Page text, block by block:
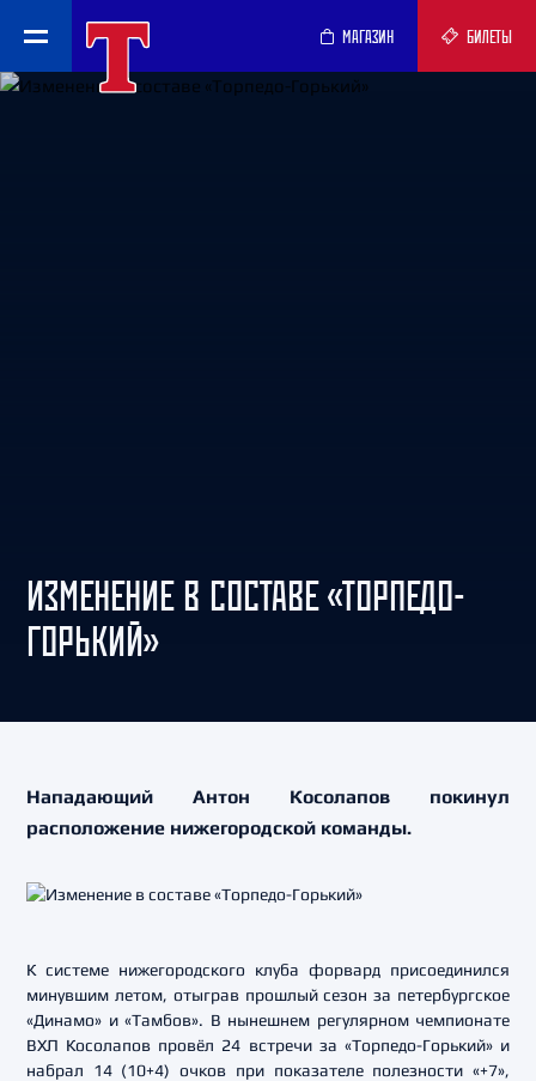
МАГАЗИН БИЛЕТЫ
ИЗМЕНЕНИЕ В СОСТАВЕ «ТОРПЕДО-
ГОРЬКИЙ»
Нападающий Антон Косолапов покинул
расположение нижегородской команды.
К системе нижегородского клуба форвард присоединился
минувшим летом, отыграв прошлый сезон за петербургское
«Динамо» и «Тамбов». В нынешнем регулярном чемпионате
ВХЛ Косолапов провёл 24 встречи за «Торпедо-Горький» и
набрал 14 (10+4) очков при показателе полезности «+7»,